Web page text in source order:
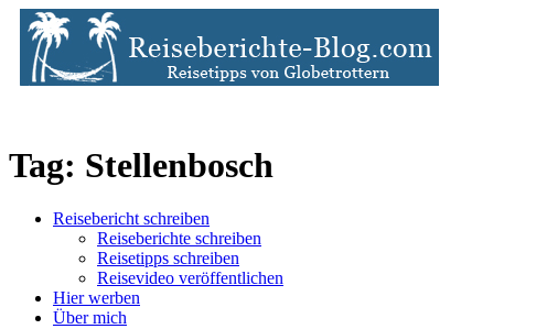
Tag: Stellenbosch
Reisebericht schreiben
Reiseberichte schreiben
Reisetipps schreiben
Reisevideo veröffentlichen
Hier werben
Über mich